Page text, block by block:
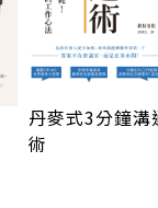
丹麥式3分鐘溝
術